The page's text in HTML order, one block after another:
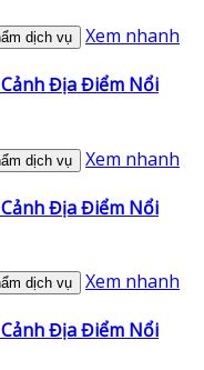
dịch vụ Xem nhanh
Địa Điểm Nổi
dịch vụ Xem nhanh
Địa Điểm Nổi
dịch vụ Xem nhanh
Địa Điểm Nổi